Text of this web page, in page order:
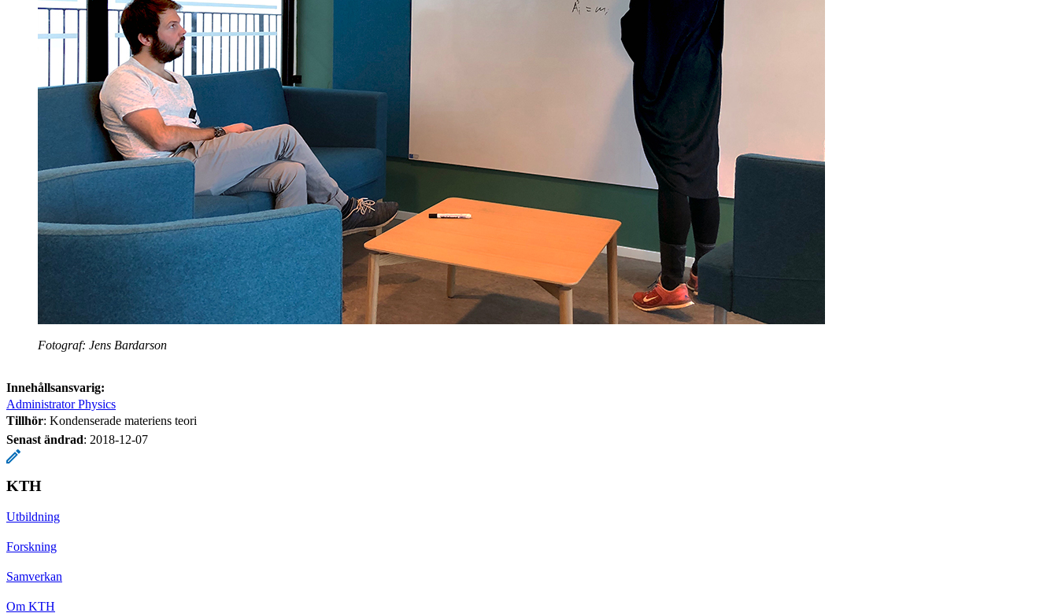
Fotograf: Jens Bardarson
Innehållsansvarig:
Administrator Physics
Tillhör: Kondenserade materiens teori
Senast ändrad: 2018-12-07
KTH
Utbildning
Forskning
Samverkan
Om KTH